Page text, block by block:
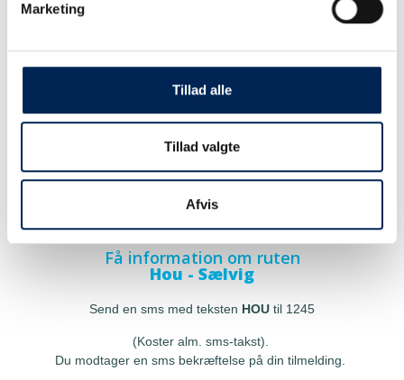
Marketing
Tillad alle
Tillad valgte
Afvis
Få information om ruten
Hou - Sælvig
Send en sms med teksten HOU til 1245
(Koster alm. sms-takst).
Du modtager en sms bekræftelse på din tilmelding.